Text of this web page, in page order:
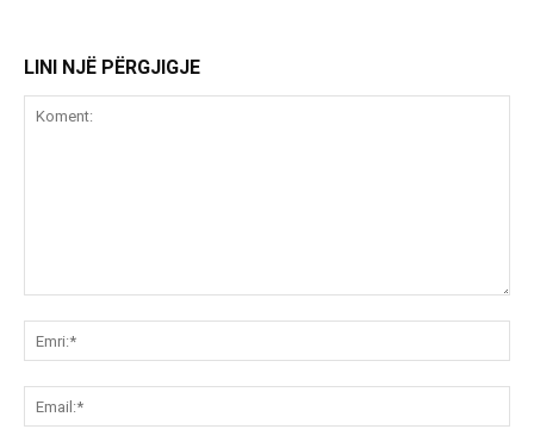
LINI NJË PËRGJIGJE